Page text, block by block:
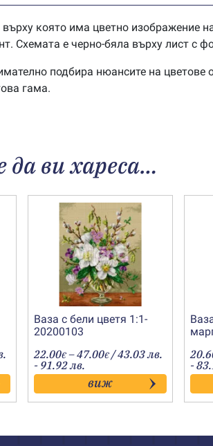
която има цветно изображение
Схемата е черно-бяла върху лист с
подбира нюансите на цветове
гама.
ви хареса…
Ваза с бели цветя 1:1-
20200103
22.00€ –47.00€Price
range:
22.00€
through
47.00€
/ 43.03 лв.
- 91.92 лв.
виж
-